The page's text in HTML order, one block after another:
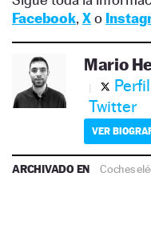
Facebook, Xo
Mario
Twitter
VER
ARCHIVADO EN Coches